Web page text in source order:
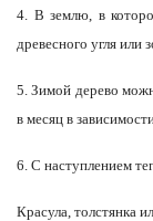
4. В землю, в
древесного угля или
5. Зимой дерево
в месяц в
6. С наступлением
Красула, толстянка